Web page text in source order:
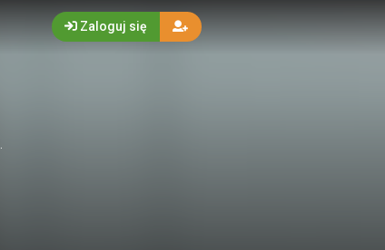
Zaloguj się